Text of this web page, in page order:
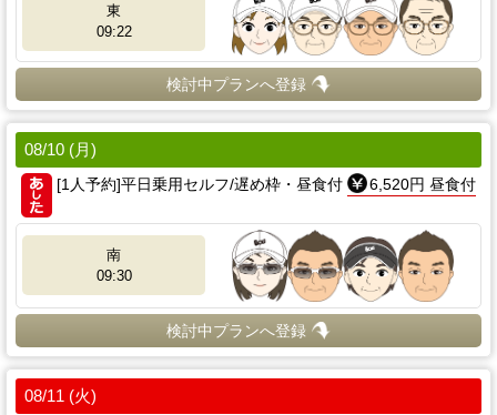
東
09:22
検討中プランへ登録
08/10 (月)
[1人予約]平日乗用セルフ/遅め枠・昼食付
6,520円 昼食付
南
09:30
検討中プランへ登録
08/11 (火)